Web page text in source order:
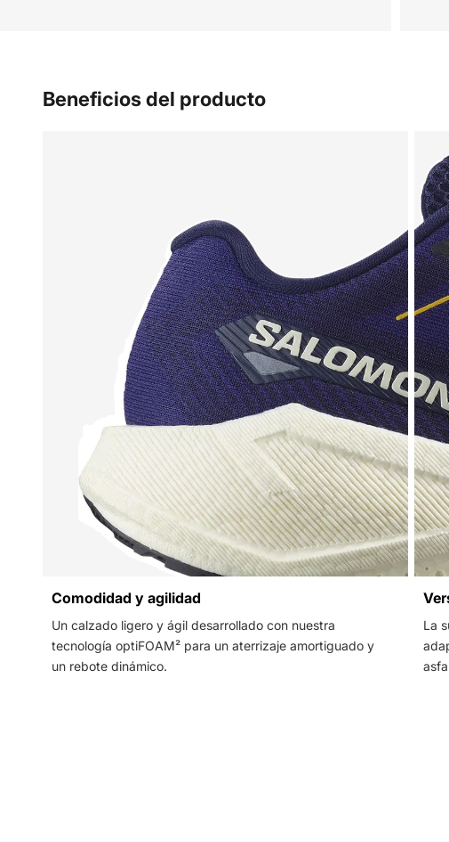
Beneficios del producto
Comodidad y agilidad
Un calzado ligero y ágil desarrollado con nuestra
tecnología optiFOAM² para un aterrizaje amortiguado y
un rebote dinámico.
La